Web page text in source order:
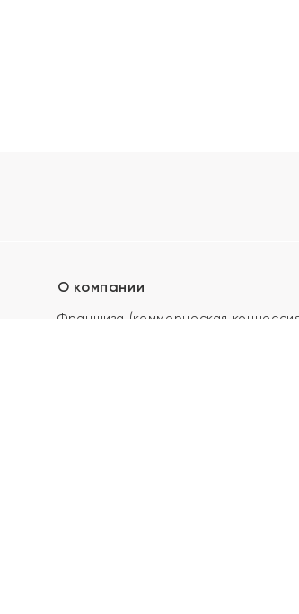
О компании
Франшиза (коммерческая